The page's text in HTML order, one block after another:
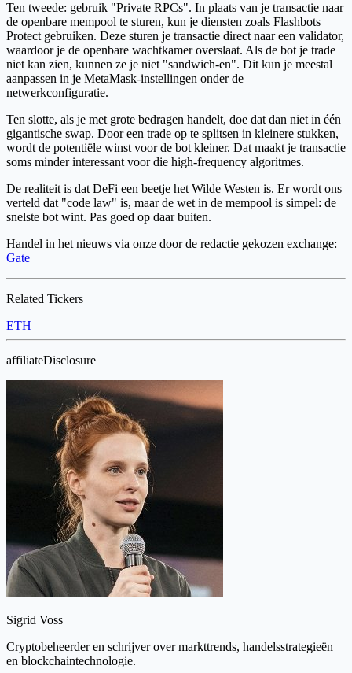
Ten tweede: gebruik "Private RPCs". In plaats van je transactie naar
de openbare mempool te sturen, kun je diensten zoals Flashbots
Protect gebruiken. Deze sturen je transactie direct naar een validator,
waardoor je de openbare wachtkamer overslaat. Als de bot je trade
niet kan zien, kunnen ze je niet "sandwich-en". Dit kun je meestal
aanpassen in je MetaMask-instellingen onder de
netwerkconfiguratie.
Ten slotte, als je met grote bedragen handelt, doe dat dan niet in één
gigantische swap. Door een trade op te splitsen in kleinere stukken,
wordt de potentiële winst voor de bot kleiner. Dat maakt je transactie
soms minder interessant voor die high-frequency algoritmes.
De realiteit is dat DeFi een beetje het Wilde Westen is. Er wordt ons
verteld dat "code law" is, maar de wet in de mempool is simpel: de
snelste bot wint. Pas goed op daar buiten.
Handel in het nieuws via onze door de redactie gekozen exchange:
Gate
Related Tickers
ETH
affiliateDisclosure
Sigrid Voss
Cryptobeheerder en schrijver over markttrends, handelsstrategieën
en blockchaintechnologie.